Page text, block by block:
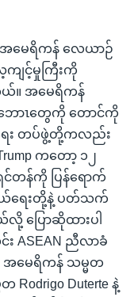
အမေရိကန် လေယာဉ်
ကျင့်မှုကြီးကို
ယ်။ အမေရိကန်
ောၤတွေကို တောင်ကို
ရေး တပ်ဖွဲ့တို့ကလည်း
ကတော့ ၁၂
င်တန်ကို ပြန်ရောက်
သွယ်ရေးတို့နဲ့ ပတ်သက်
ပြောဆိုထားပါ
ASEAN ညီလာခံ
အမေရိကန် သမ္မတ
Duterte နဲ့